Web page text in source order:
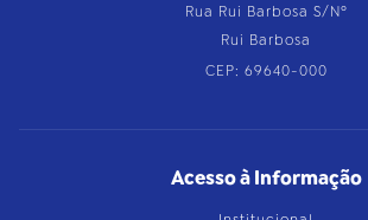
Rua Rui Barbosa S/Nº
Rui Barbosa
CEP: 69640-000
Acesso à Informação